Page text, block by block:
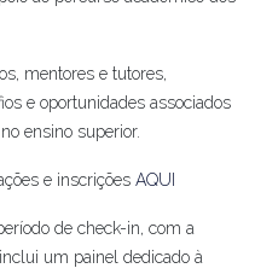
mentores e tutores,
e oportunidades associados
ensino superior.
e inscrições AQUI
de check-in, com a
um painel dedicado à